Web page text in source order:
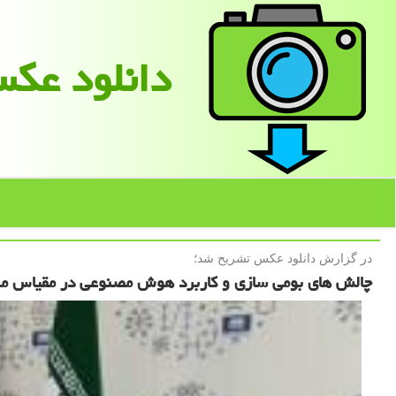
دانلود
در گزارش دانلود عكس تشریح شد؛
چالش های بومی سازی و کاربرد هوش مصنوعی در مقیاس